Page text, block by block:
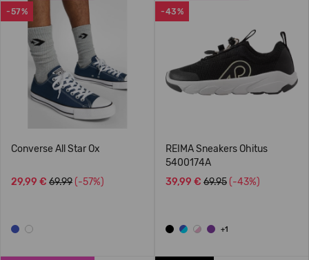
-57%
Converse All Star Ox
29,99 € 69.99 (-57%)
-43%
REIMA Sneakers Ohitus
5400174A
39,99 € 69.95 (-43%)
+1